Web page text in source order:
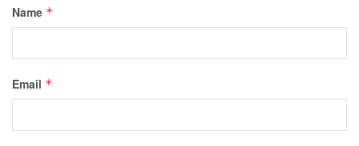
Name *
Email *